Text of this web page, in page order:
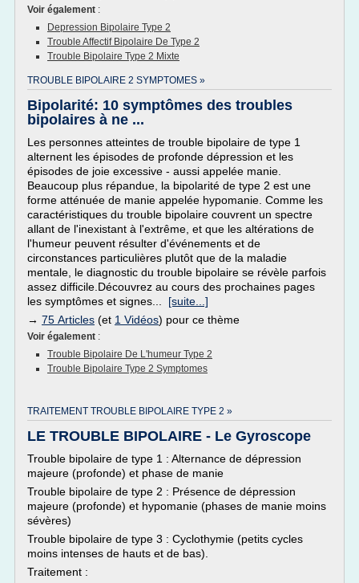
Voir également :
Depression Bipolaire Type 2
Trouble Affectif Bipolaire De Type 2
Trouble Bipolaire Type 2 Mixte
TROUBLE BIPOLAIRE 2 SYMPTOMES »
Bipolarité: 10 symptômes des troubles
bipolaires à ne ...
Les personnes atteintes de trouble bipolaire de type 1
alternent les épisodes de profonde dépression et les
épisodes de joie excessive - aussi appelée manie.
Beaucoup plus répandue, la bipolarité de type 2 est une
forme atténuée de manie appelée hypomanie. Comme les
caractéristiques du trouble bipolaire couvrent un spectre
allant de l'inexistant à l'extrême, et que les altérations de
l'humeur peuvent résulter d'événements et de
circonstances particulières plutôt que de la maladie
mentale, le diagnostic du trouble bipolaire se révèle parfois
assez difficile.Découvrez au cours des prochaines pages
les symptômes et signes... [suite...]
→ 75 Articles (et 1 Vidéos) pour ce thème
Voir également :
Trouble Bipolaire De L'humeur Type 2
Trouble Bipolaire Type 2 Symptomes
TRAITEMENT TROUBLE BIPOLAIRE TYPE 2 »
LE TROUBLE BIPOLAIRE - Le Gyroscope
Trouble bipolaire de type 1 : Alternance de dépression
majeure (profonde) et phase de manie
Trouble bipolaire de type 2 : Présence de dépression
majeure (profonde) et hypomanie (phases de manie moins
sévères)
Trouble bipolaire de type 3 : Cyclothymie (petits cycles
moins intenses de hauts et de bas).
Traitement :